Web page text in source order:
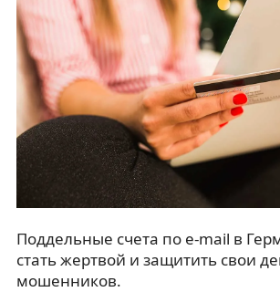
Поддельные счета по e-mail в
стать жертвой и защитить свои
мошенников.